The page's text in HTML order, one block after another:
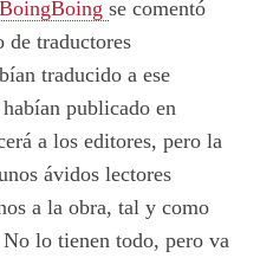
BoingBoing se comentó
de traductores
traducido a ese
publicado en
a los editores, pero la
ávidos lectores
a la obra, tal y como
No lo tienen todo, pero va